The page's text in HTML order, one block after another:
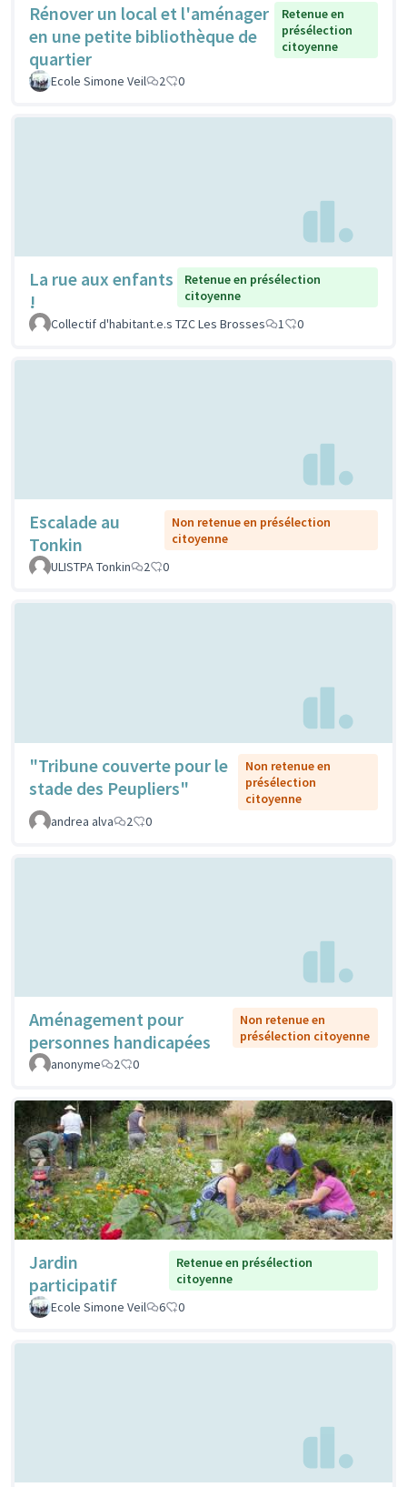
Rénover un local et l'aménager
en une petite bibliothèque de
quartier
Retenue en
présélection
citoyenne
Ecole Simone Veil 2 0
La rue aux enfants
!
Retenue en présélection
citoyenne
Collectif d'habitant.e.s TZC Les Brosses
1 0
Escalade au
Tonkin
Non retenue en présélection
citoyenne
ULISTPA Tonkin
2 0
"Tribune couverte pour le
stade des Peupliers"
Non retenue en
présélection
citoyenne
andrea alva
2 0
Aménagement pour
personnes handicapées
Non retenue en
présélection citoyenne
anonyme
2 0
Jardin
participatif
Retenue en présélection
citoyenne
Ecole Simone Veil
6 0